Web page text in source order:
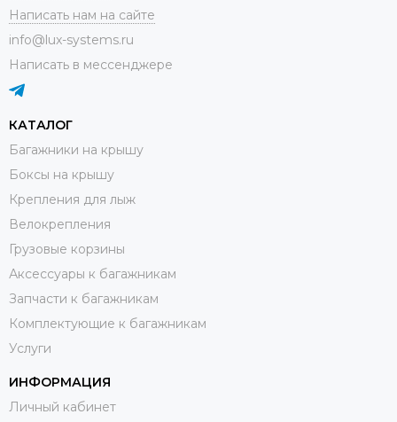
Написать нам на сайте
info@lux-systems.ru
Написать в мессенджере
КАТАЛОГ
Багажники на крышу
Боксы на крышу
Крепления для лыж
Велокрепления
Грузовые корзины
Аксессуары к багажникам
Запчасти к багажникам
Комплектующие к багажникам
Услуги
ИНФОРМАЦИЯ
Личный кабинет